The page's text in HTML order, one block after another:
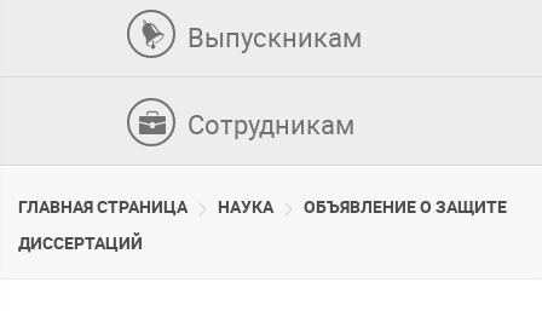
Выпускникам
Сотрудникам
ГЛАВНАЯ СТРАНИЦА НАУКА
ОБЪЯВЛЕНИЕ О ЗАЩИТЕ
ДИССЕРТАЦИЙ